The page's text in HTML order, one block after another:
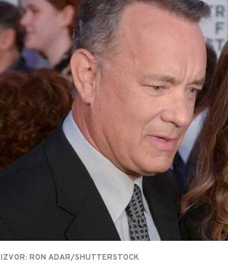
IZVOR: RON ADAR/SHUTTERSTOCK